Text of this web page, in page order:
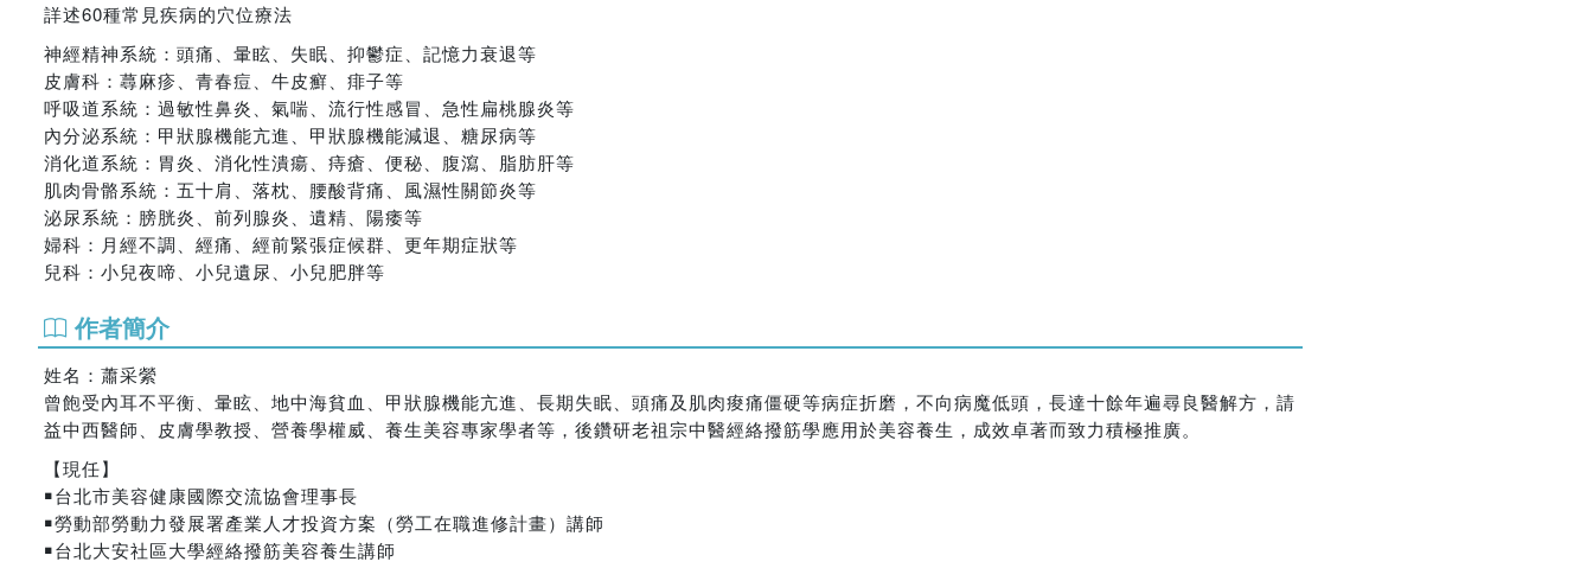
詳述60種常見疾病的穴位療法
神經精神系統：頭痛、暈眩、失眠、抑鬱症、記憶力衰退等
皮膚科：蕁麻疹、青春痘、牛皮癬、痱子等
呼吸道系統：過敏性鼻炎、氣喘、流行性感冒、急性扁桃腺炎等
內分泌系統：甲狀腺機能亢進、甲狀腺機能減退、糖尿病等
消化道系統：胃炎、消化性潰瘍、痔瘡、便秘、腹瀉、脂肪肝等
肌肉骨骼系統：五十肩、落枕、腰酸背痛、風濕性關節炎等
泌尿系統：膀胱炎、前列腺炎、遺精、陽痿等
婦科：月經不調、經痛、經前緊張症候群、更年期症狀等
兒科：小兒夜啼、小兒遺尿、小兒肥胖等
作者簡介
姓名：蕭采縈
曾飽受內耳不平衡、暈眩、地中海貧血、甲狀腺機能亢進、長期失眠、頭痛及肌肉痠痛僵硬等病症折磨，不向病魔低頭，長達十餘年遍尋良醫解方，請
益中西醫師、皮膚學教授、營養學權威、養生美容專家學者等，後鑽研老祖宗中醫經絡撥筋學應用於美容養生，成效卓著而致力積極推廣。
【現任】
￭台北市美容健康國際交流協會理事長
￭勞動部勞動力發展署產業人才投資方案（勞工在職進修計畫）講師
￭台北大安社區大學經絡撥筋美容養生講師